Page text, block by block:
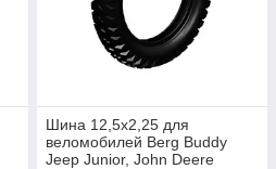
Шина 12,5x2,25 для
веломобилей Berg Buddy
Jeep Junior, John Deere